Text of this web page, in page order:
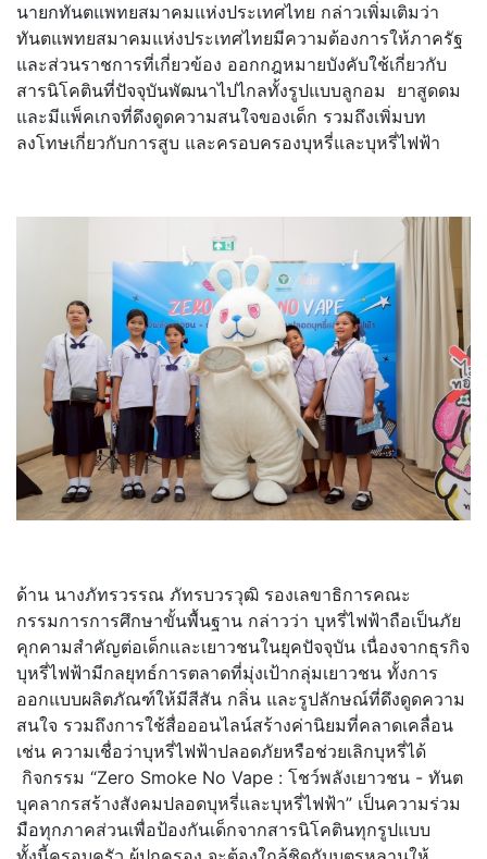
นายกทันตแพทยสมาคมแห่งประเทศไทย กล่าวเพิ่มเติมว่า
ทันตแพทยสมาคมแห่งประเทศไทยมีความต้องการให้ภาครัฐ
และส่วนราชการที่เกี่ยวข้อง ออกกฎหมายบังคับใช้เกี่ยวกับ
สารนิโคตินที่ปัจจุบันพัฒนาไปไกลทั้งรูปแบบลูกอม ยาสูดดม
และมีแพ็คเกจที่ดึงดูดความสนใจของเด็ก รวมถึงเพิ่มบท
ลงโทษเกี่ยวกับการสูบ และครอบครองบุหรี่และบุหรี่ไฟฟ้า
ด้าน นางภัทรวรรณ ภัทรบวรวุฒิ รองเลขาธิการคณะ
กรรมการการศึกษาขั้นพื้นฐาน กล่าวว่า บุหรี่ไฟฟ้าถือเป็นภัย
คุกคามสำคัญต่อเด็กและเยาวชนในยุคปัจจุบัน เนื่องจากธุรกิจ
บุหรี่ไฟฟ้ามีกลยุทธ์การตลาดที่มุ่งเป้ากลุ่มเยาวชน ทั้งการ
ออกแบบผลิตภัณฑ์ให้มีสีสัน กลิ่น และรูปลักษณ์ที่ดึงดูดความ
สนใจ รวมถึงการใช้สื่อออนไลน์สร้างค่านิยมที่คลาดเคลื่อน
เช่น ความเชื่อว่าบุหรี่ไฟฟ้าปลอดภัยหรือช่วยเลิกบุหรี่ได้
กิจกรรม “Zero Smoke No Vape : โชว์พลังเยาวชน - ทันต
บุคลากรสร้างสังคมปลอดบุหรี่และบุหรี่ไฟฟ้า” เป็นความร่วม
มือทุกภาคส่วนเพื่อป้องกันเด็กจากสารนิโคตินทุกรูปแบบ